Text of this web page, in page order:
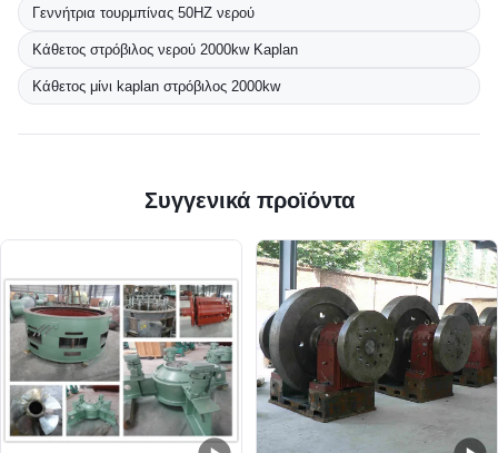
Γεννήτρια τουρμπίνας 50HZ νερού
Κάθετος στρόβιλος νερού 2000kw Kaplan
Κάθετος μίνι kaplan στρόβιλος 2000kw
Συγγενικά προϊόντα